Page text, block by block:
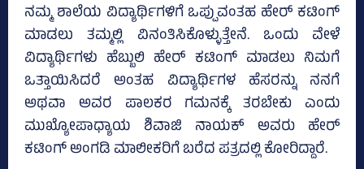
ನಮ್ಮ ಶಾಲೆಯ ವಿದ್ಯಾರ್ಥಿಗಳಿಗೆ ಒಪ್ಪುವಂತಹ ಹೇರ್‌ ಕಟಿಂಗ್‌
ಮಾಡಲು ತಮ್ಮಲ್ಲಿ ವಿನಂತಿಸಿಕೊಳ್ಳುತ್ತೇನೆ. ಒಂದು ವೇಳೆ
ವಿದ್ಯಾರ್ಥಿಗಳು ಹೆಬ್ಬುಲಿ ಹೇರ್‌ ಕಟಿಂಗ್‌ ಮಾಡಲು ನಿಮಗೆ
ಒತ್ತಾಯಿಸಿದರೆ ಅಂತಹ ವಿದ್ಯಾರ್ಥಿಗಳ ಹೆಸರನ್ನು ನನಗೆ
ಅಥವಾ ಅವರ ಪಾಲಕರ ಗಮನಕ್ಕೆ ತರಬೇಕು ಎಂದು
ಮುಖ್ಯೋಪಾಧ್ಯಾಯ ಶಿವಾಜಿ ನಾಯಕ್‌ ಅವರು ಹೇರ್‌
ಕಟಿಂಗ್‌ ಅಂಗಡಿ ಮಾಲೀಕರಿಗೆ ಬರೆದ ಪತ್ರದಲ್ಲಿ ಕೋರಿದ್ದಾರೆ.